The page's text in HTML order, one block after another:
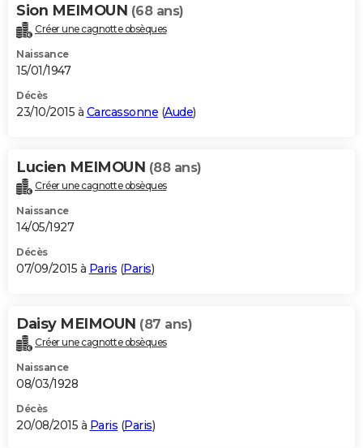
Sion MEIMOUN (68 ans)
Créer une cagnotte obsèques
Naissance
15/01/1947
Décès
23/10/2015 à Carcassonne (Aude)
Lucien MEIMOUN (88 ans)
Créer une cagnotte obsèques
Naissance
14/05/1927
Décès
07/09/2015 à Paris (Paris)
Daisy MEIMOUN (87 ans)
Créer une cagnotte obsèques
Naissance
08/03/1928
Décès
20/08/2015 à Paris (Paris)